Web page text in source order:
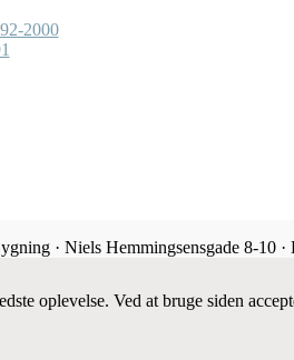
2000
· Niels Hemmingsensgade 8-10
oplevelse. Ved at bruge siden